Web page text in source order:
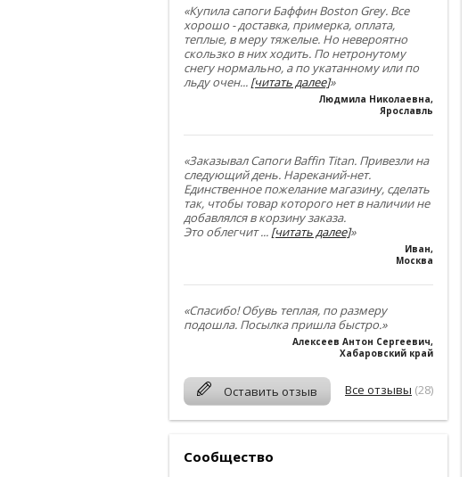
«Купила сапоги Баффин Boston Grey. Все
хорошо - доставка, примерка, оплата,
теплые, в меру тяжелые. Но невероятно
скользко в них ходить. По нетронутому
снегу нормально, а по укатанному или по
льду очен... [читать далее]»
Людмила Николаевна,
Ярославль
«Заказывал Сапоги Baffin Titan. Привезли на
следующий день. Нареканий-нет.
Единственное пожелание магазину, сделать
так, чтобы товар которого нет в наличии не
добавлялся в корзину заказа.
Это облегчит... [читать далее]»
Иван,
Москва
«Спасибо! Обувь теплая, по размеру
подошла. Посылка пришла быстро.»
Алексеев Антон Сергеевич,
Хабаровский край
Оставить отзыв Все отзывы (28)
Сообщество